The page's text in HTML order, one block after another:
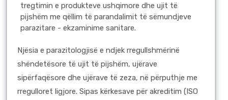
tregtimin e produkteve ushqimore dhe ujit të
pijshëm me qëllim të parandalimit të sëmundjeve
parazitare - ekzaminime sanitare.
Njësia e parazitologjisë e ndjek rregullshmërinë
shëndetësore të ujit të pijshëm, ujërave
sipërfaqësore dhe ujërave të zeza, në përputhje me
rregulloret ligjore. Sipas kërkesave për akreditim (ISO